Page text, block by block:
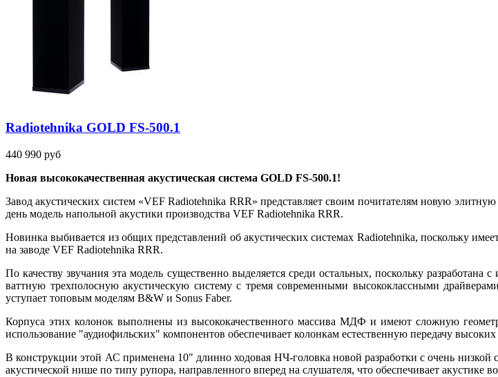
Radiotehnika GOLD FS-500.1
440 990 руб
Новая высококачественная акустическая система GOLD FS-500.1!
Завод акустических систем «VEF Radiotehnika RRR» представляет своим почитателям новую
день модель напольной акустики производства VEF Radiotehnika RRR.
Новинка выбивается из общих представлений об акустических системах Radiotehnika, поскольку
на заводе VEF Radiotehnika RRR.
По качеству звучания эта модель существенно выделяется среди остальных, поскольку
ваттную трехполосную акустическую систему с тремя современными высококлассными
уступает топовым моделям B&W и Sonus Faber.
Корпуса этих колонок выполнены из высококачественного массива МДФ и имеют сложную
использование "аудиофильских" компонентов обеспечивает колонкам естественную передачу
В конструкции этой АС применена 10" длинно ходовая НЧ-головка новой разработки с очень
акустической нише по типу рупора, направленного вперед на слушателя, что обеспечивает акустике